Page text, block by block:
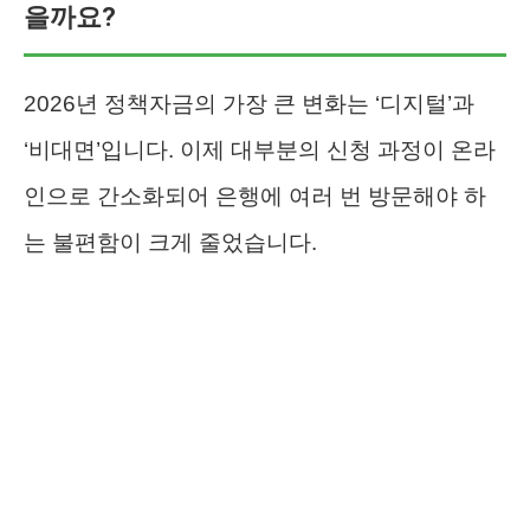
을까요?
2026년 정책자금의 가장 큰 변화는 ‘디지털’과
‘비대면’입니다. 이제 대부분의 신청 과정이 온라
인으로 간소화되어 은행에 여러 번 방문해야 하
는 불편함이 크게 줄었습니다.